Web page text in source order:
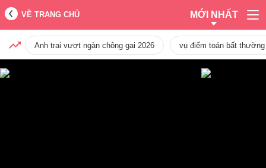
VỀ TRANG CHỦ MỚI NHẤT
Anh trai vượt ngàn chông gai 2026 vụ điểm toán bất